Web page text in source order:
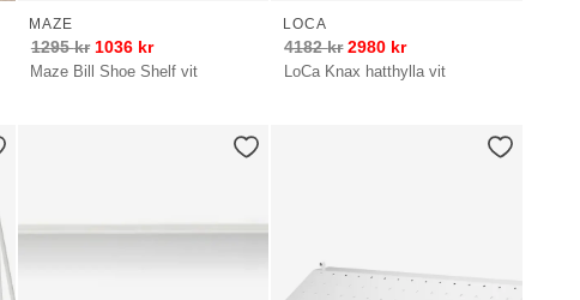
Maze Bill Shoe Shelf vit
MAZE
1295kr 1036 kr
LoCa Knax hatthylla vit
LOCA
4182kr 2980 kr